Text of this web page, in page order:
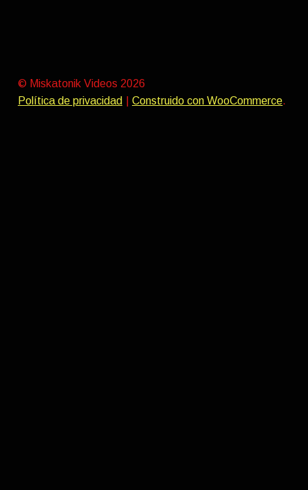
9,00€
© Miskatonik Videos 2026
Política de privacidad
Construido con WooCommerce.